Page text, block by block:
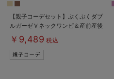
【親子コーデセット】ぷくぷくダブ
ルガーゼＶネックワンピ＆産前産後
使えるレギンスパジャマ&2wayオ
ール 出産準備 ギフト マタニテ
ィ・産後
￥9,489 税込